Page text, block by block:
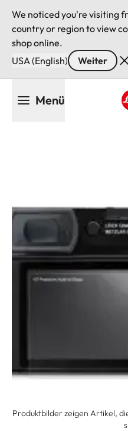
We noticed you're visiting
country or region to view
shop online.
USA (English)
Weiter
Menü
Produktbilder zeigen Artikel,